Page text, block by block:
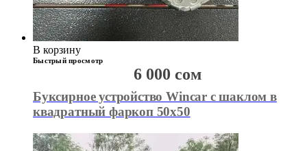
В корзину
Быстрый просмотр
Буксирное устройство Wincar с шаклом в
квадратный фаркоп 50х50
6 000 сом